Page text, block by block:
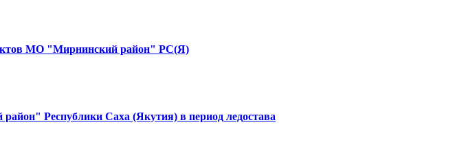
МО "Мирнинский район" РС(Я)
Республики Саха (Якутия) в период ледостава